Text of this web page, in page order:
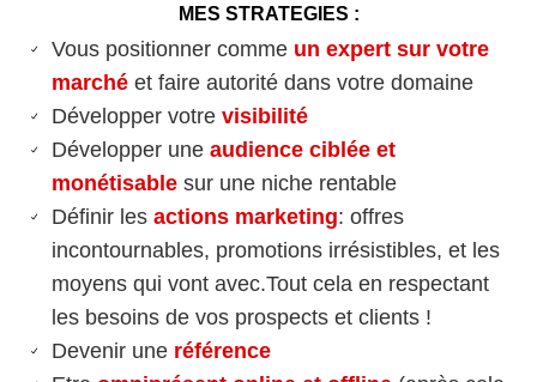
MES STRATEGIES :
Vous positionner comme un expert sur votre
marchéet faire autorité dans votre domaine
Développer votre visibilité
Développer une audience ciblée et
monétisablesur une niche rentable
Définir les actions marketing: offres
incontournables, promotions irrésistibles, et les
moyens qui vont avec.Tout cela en respectant
les besoins de vos prospects et clients !
Devenir une référence